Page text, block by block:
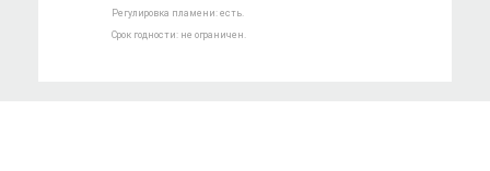
Регулировка пламени: есть.
Срок годности: не ограничен.